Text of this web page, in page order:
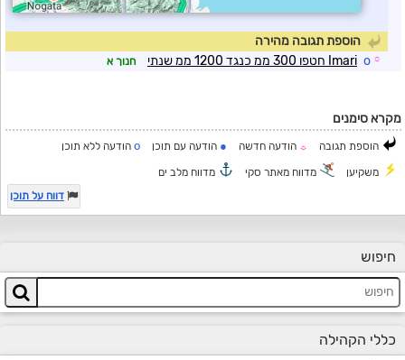
הוספת תגובה מהירה
☼
o Imari חטפו 300 ממ כנגד 1200 ממ שנתי חנוך א
מקרא סימנים
הוספת תגובה ☼ הודעה חדשה ● הודעה עם תוכן o הודעה ללא תוכן
משקיען מדווח מאתר סקי
מדווח מלב ים
דווח על תוכן
חיפוש
כללי הקהילה